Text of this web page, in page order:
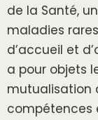
de la Santé,
maladies
d’accueil et
a pour objets
mutualisation
compétences